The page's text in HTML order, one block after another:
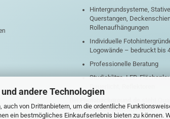
andere Technologien
von Drittanbietern, um die ordentliche
ein bestmögliches Einkaufserlebnis bieten zu können.
Hintergrundsysteme,
Querstangen,
Rollenaufhängungen
Individuelle
Logowände – bedruckt bis
Professionelle Beratung
Studioblitze, LED-
Dauerlicht, Reflektoren
und Zuverlässigkeit im Fokus – für